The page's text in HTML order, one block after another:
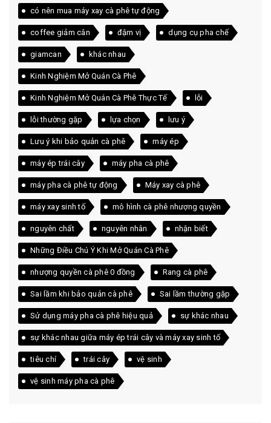
có nên mua máy xay cà phê tự động
coffee giảm cân đậm vị dụng cụ pha chế
giamcan khác nhau
Kinh Nghiệm Mở Quán Cà Phê
Kinh Nghiệm Mở Quán Cà Phê Thực Tế lỗi
lỗi thường gặp lựa chọn lưu ý
Lưu ý khi bảo quản cà phê máy ép
máy ép trái cây máy pha cà phê
máy pha cà phê tự động Máy xay cà phê
máy xay sinh tố mô hình cà phê nhượng quyền
nguyên chất nguyên nhân nhận biết
Những Điều Chú Ý Khi Mở Quán Cà Phê
nhượng quyền cà phê 0 đồng Rang cà phê
Sai lầm khi bảo quản cà phê Sai lầm thường gặp
Sử dụng máy pha cà phê hiệu quả sự khác nhau
sự khác nhau giữa máy ép trái cây và máy xay sinh tố
tiêu chí trái cây vệ sinh
vệ sinh máy pha cà phê